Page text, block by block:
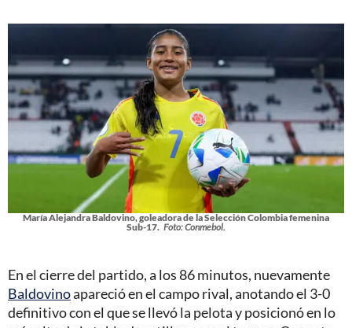
María Alejandra Baldovino, goleadora de la Selección Colombia femenina
Sub-17. Foto: Conmebol.
En el cierre del partido, a los 86 minutos, nuevamente
Baldovinoapareció en el campo rival, anotando el 3-0
definitivo con el que se llevó la pelota y posicionó en lo